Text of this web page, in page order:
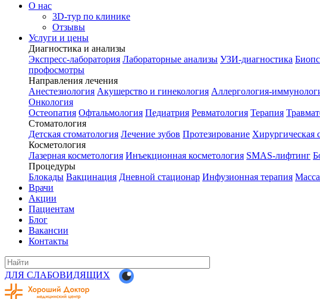
О нас
3D-тур по клинике
Отзывы
Услуги и цены
Диагностика и анализы
Экспресс-лаборатория Лабораторные анализы УЗИ-диагностика
профосмотры
Направления лечения
Анестезиология Акушерство и гинекология Аллергология-
Онкология
Остеопатия Офтальмология Педиатрия Ревматология Терапия
Стоматология
Детская стоматология Лечение зубов Протезирование Хирургическая
Косметология
Лазерная косметология Инъекционная косметология SMAS-лифтинг
Процедуры
Блокады Вакцинация Дневной стационар Инфузионная терапия
Врачи
Акции
Пациентам
Блог
Вакансии
Контакты
ДЛЯ СЛАБОВИДЯЩИХ